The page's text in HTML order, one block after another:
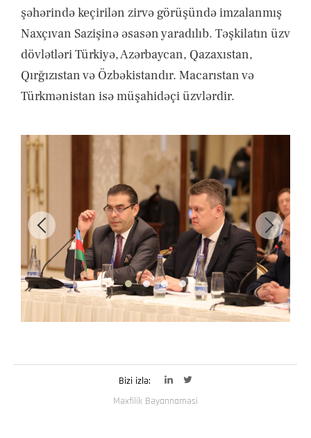
şəhərində keçirilən zirvə görüşündə imzalanmış
Naxçıvan Sazişinə əsasən yaradılıb. Təşkilatın üzv
dövlətləri Türkiyə, Azərbaycan, Qazaxıstan,
Qırğızıstan və Özbəkistandır. Macarıstan və
Türkmənistan isə müşahidəçi üzvlərdir.
Məxfilik Bəyannaməsi
Bizi izlə: